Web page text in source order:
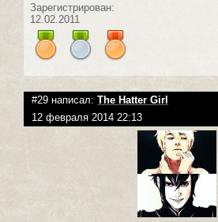
Зарегистрирован:
12.02.2011
#29 написал: The Hatter Girl
12 февраля 2014 22:13